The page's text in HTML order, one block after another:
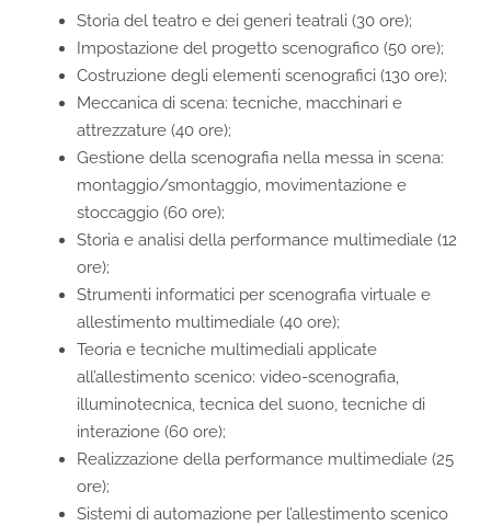
Storia del teatro e dei generi teatrali (30 ore);
Impostazione del progetto scenografico (50 ore);
Costruzione degli elementi scenografici (130 ore);
Meccanica di scena: tecniche, macchinari e
attrezzature (40 ore);
Gestione della scenografia nella messa in scena:
montaggio/smontaggio, movimentazione e
stoccaggio (60 ore);
Storia e analisi della performance multimediale (12
ore);
Strumenti informatici per scenografia virtuale e
allestimento multimediale (40 ore);
Teoria e tecniche multimediali applicate
all’allestimento scenico: video-scenografia,
illuminotecnica, tecnica del suono, tecniche di
interazione (60 ore);
Realizzazione della performance multimediale (25
ore);
Sistemi di automazione per l’allestimento scenico